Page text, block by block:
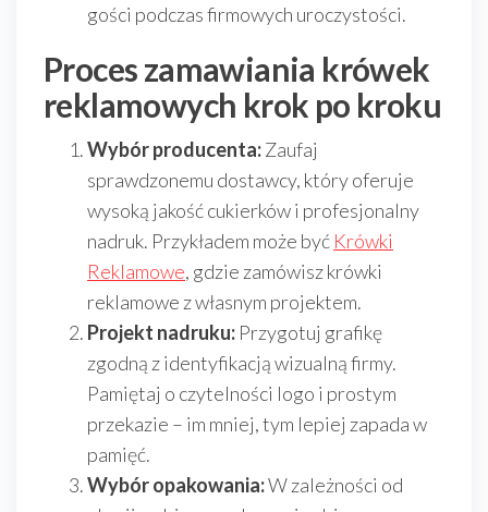
gości podczas firmowych uroczystości.
Proces zamawiania krówek
reklamowych krok po kroku
Wybór producenta:Zaufaj
sprawdzonemu dostawcy, który oferuje
wysoką jakość cukierków i profesjonalny
nadruk. Przykładem może być Krówki
Reklamowe, gdzie zamówisz krówki
reklamowe z własnym projektem.
Projekt nadruku: Przygotuj grafikę
zgodną z identyfikacją wizualną firmy.
Pamiętaj o czytelności logo i prostym
przekazie – im mniej, tym lepiej zapada w
pamięć.
Wybór opakowania:W zależności od